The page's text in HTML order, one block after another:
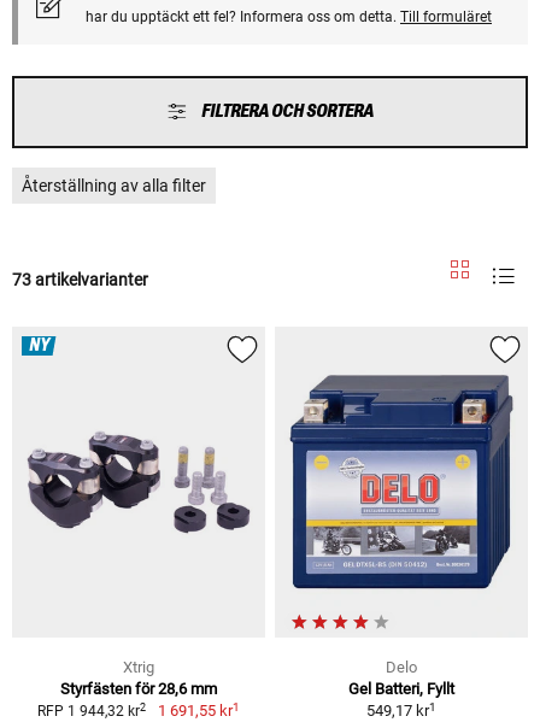
har du upptäckt ett fel? Informera oss om detta. Till formuläret
FILTRERA OCH SORTERA
Återställning av alla filter
73 artikelvarianter
NY
Xtrig
Styrfästen för 28,6 mm
RFP 1 944,32 kr2 1 691,55 kr1
Delo
Gel Batteri, Fyllt
549,17 kr1